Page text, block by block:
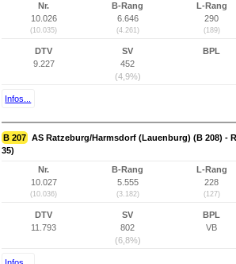
Nr.
10.026
(10.035)
B-Rang
6.646
(4.261)
L-Rang
290
(189)
DTV
9.227
SV
452
(4,9%)
BPL
Infos...
B 207 AS Ratzeburg/Harmsdorf (Lauenburg) (B 208) -
35)
Nr.
10.027
(10.036)
B-Rang
5.555
(3.182)
L-Rang
228
(127)
DTV
11.793
SV
802
(6,8%)
BPL
VB